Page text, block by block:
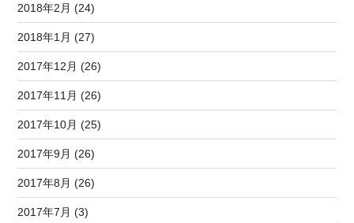
2018年2月 (24)
2018年1月 (27)
2017年12月 (26)
2017年11月 (26)
2017年10月 (25)
2017年9月 (26)
2017年8月 (26)
2017年7月 (3)